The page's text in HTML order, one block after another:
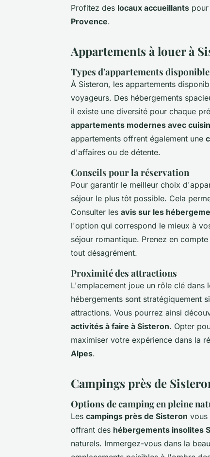
Profitez des locaux accueillants
Provence.
Appartements à louer à
Types d'appartements
À Sisteron, les appartements
voyageurs. Des hébergements
il existe une diversité pour chaque
appartements modernes avec
appartements offrent également une
d'affaires ou de détente.
Conseils pour la réservation
Pour garantir le meilleur choix
séjour le plus tôt possible. Cela
Consulter les avis sur les
l'option qui correspond le mieux à
séjour romantique. Prenez en compte
tout désagrément.
Proximité des attractions
L'emplacement joue un rôle clé
hébergements sont stratégiquement
attractions. Vous pourrez ainsi
activités à faire à Sisteron. Opter
maximiser votre expérience dans la
Alpes.
Campings près de
Options de camping en pleine
Les campings près de Sisteron vous
offrant des hébergements insolites
naturels. Immergez-vous dans la